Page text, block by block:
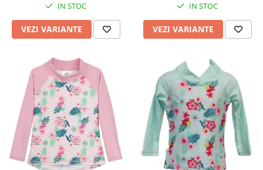
IN STOC
VEZI VARIANTE
IN STOC
VEZI VARIANTE